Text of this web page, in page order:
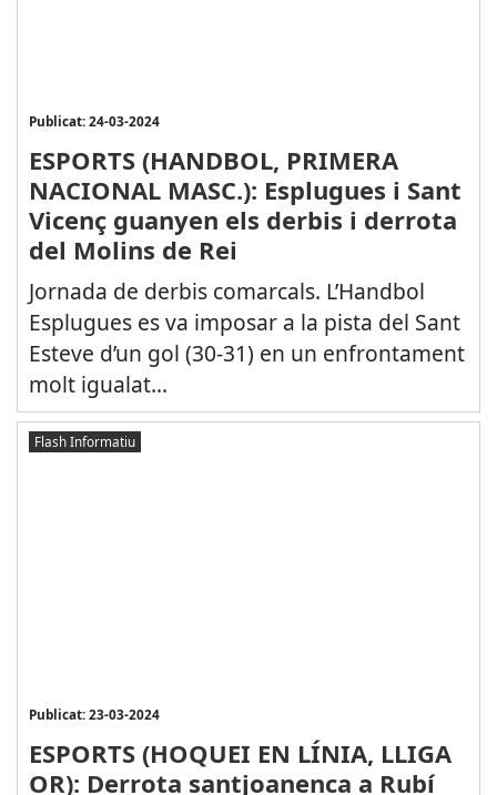
Publicat: 24-03-2024
ESPORTS (HANDBOL, PRIMERA
NACIONAL MASC.): Esplugues i Sant
Vicenç guanyen els derbis i derrota
del Molins de Rei
Jornada de derbis comarcals. L’Handbol
Esplugues es va imposar a la pista del Sant
Esteve d’un gol (30-31) en un enfrontament
molt igualat...
Flash Informatiu
Publicat: 23-03-2024
ESPORTS (HOQUEI EN LÍNIA, LLIGA
OR): Derrota santjoanenca a Rubí